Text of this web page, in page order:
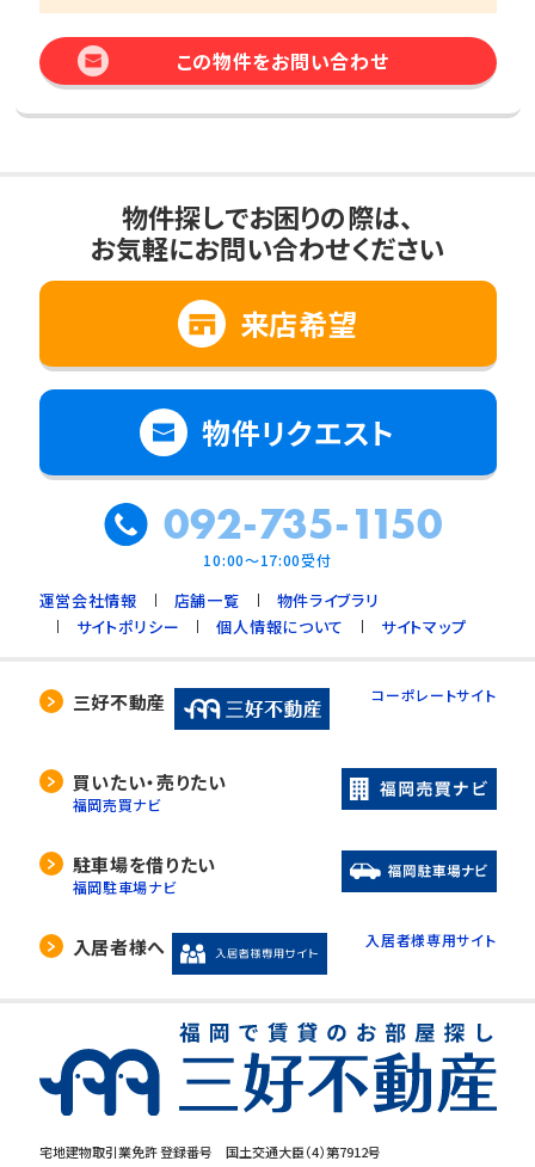
この物件をお問い合わせ
宅地建物取引業免許 登録番号 国土交通大臣（4）第7912号
物件探しでお困りの際は、
お気軽にお問い合わせください
来店希望
物件リクエスト
092-735-1150
10:00～17:00受付
運営会社情報 店舗一覧
物件ライブラリ
サイトポリシー
個人情報について サイトマップ
三好不動産 コーポレートサイト
買いたい・売りたい
福岡売買ナビ
駐車場を借りたい
福岡駐車場ナビ
入居者様へ 入居者様専用サイト